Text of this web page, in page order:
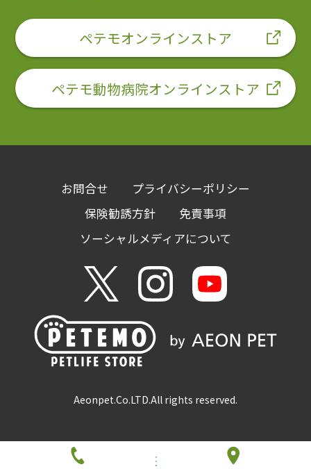
ペテモオンラインストア
ペテモ動物病院オンラインストア
お問合せ
プライバシーポリシー
保険勧誘方針
免責事項
ソーシャルメディアについて
Aeonpet.Co.LTD.All rights reserved.